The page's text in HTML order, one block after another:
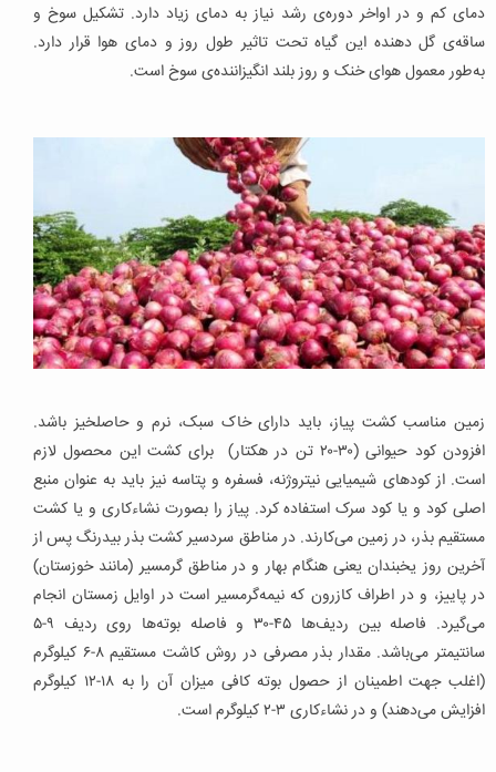
دمای کم و در اواخر دوره‌ی رشد نیاز به دمای زیاد دارد. تشکیل سوخ و
ساقه‌ی گل دهنده این گیاه تحت تاثیر طول روز و دمای هوا قرار دارد.
به‌طور معمول هوای خنک و روز بلند انگیزاننده‌ی سوخ است.
زمین مناسب کشت پیاز، باید دارای خاک سبک، نرم و حاصلخیز باشد.
افزودن کود حیوانی (۳۰-۲۰ تن در هکتار) برای کشت این محصول لازم
است. از کودهای شیمیایی نیتروژنه، فسفره و پتاسه نیز باید به عنوان منبع
اصلی کود و یا کود سرک استفاده کرد. پیاز را بصورت نشاءکاری و یا کشت
مستقیم بذر، در زمین می‌کارند. در مناطق سردسیر کشت بذر بیدرنگ پس از
آخرین روز یخبندان یعنی هنگام بهار و در مناطق گرمسیر (مانند خوزستان)
در پاییز، و در اطراف کازرون که نیمه‌گرمسیر است در اوایل زمستان انجام
می‌گیرد. فاصله بین ردیف‌ها ۴۵-۳۰ و فاصله بوته‌ها روی ردیف ۹-۵
سانتیمتر می‌باشد. مقدار بذر مصرفی در روش کاشت مستقیم ۸-۶ کیلوگرم
(اغلب جهت اطمینان از حصول بوته کافی میزان آن را به ۱۸-۱۲ کیلوگرم
افزایش می‌دهند) و در نشاءکاری ۳-۲ کیلوگرم است.